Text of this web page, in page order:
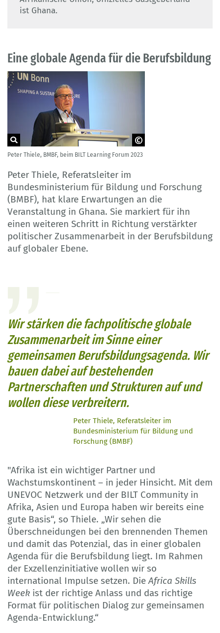
ist Ghana.
Eine globale Agenda für die Berufsbildung
© UNESCO-UNEVOC
Peter Thiele, BMBF, beim BILT Learning Forum 2023
Peter Thiele, Referatsleiter im
Bundesministerium für Bildung und Forschung
(BMBF), hat klare Erwartungen an die
Veranstaltung in Ghana. Sie markiert für ihn
einen weiteren Schritt in Richtung verstärkter
politischer Zusammenarbeit in der Berufsbildung
auf globaler Ebene.
Wir stärken die fachpolitische globale
Zusammenarbeit im Sinne einer
gemeinsamen Berufsbildungsagenda. Wir
bauen dabei auf bestehenden
Partnerschaften und Strukturen auf und
wollen diese verbreitern.
Peter Thiele, Referatsleiter im
Bundesministerium für Bildung und
Forschung (BMBF)
"Afrika ist ein wichtiger Partner und
Wachstumskontinent – in jeder Hinsicht. Mit dem
UNEVOC Netzwerk und der BILT Community in
Afrika, Asien und Europa haben wir bereits eine
gute Basis“, so Thiele. „Wir sehen die
Überschneidungen bei den brennenden Themen
und damit das Potenzial, das in einer globalen
Agenda für die Berufsbildung liegt. Im Rahmen
der Exzellenzinitiative wollen wir so
international Impulse setzen. Die Africa Skills
Week ist der richtige Anlass und das richtige
Format für politischen Dialog zur gemeinsamen
Agenda-Entwicklung.“